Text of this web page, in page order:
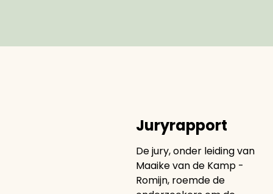
Juryrapport
De jury, onder leiding van
Maaike van de Kamp -
Romijn, roemde de